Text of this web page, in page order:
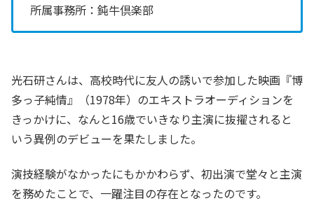
所属事務所：鈍牛倶楽部
光石研さんは、高校時代に友人の誘いで参加した映画『博
多っ子純情』（1978年）のエキストラオーディションを
きっかけに、なんと16歳でいきなり主演に抜擢されると
いう異例のデビューを果たしました。
演技経験がなかったにもかかわらず、初出演で堂々と主演
を務めたことで、一躍注目の存在となったのです。